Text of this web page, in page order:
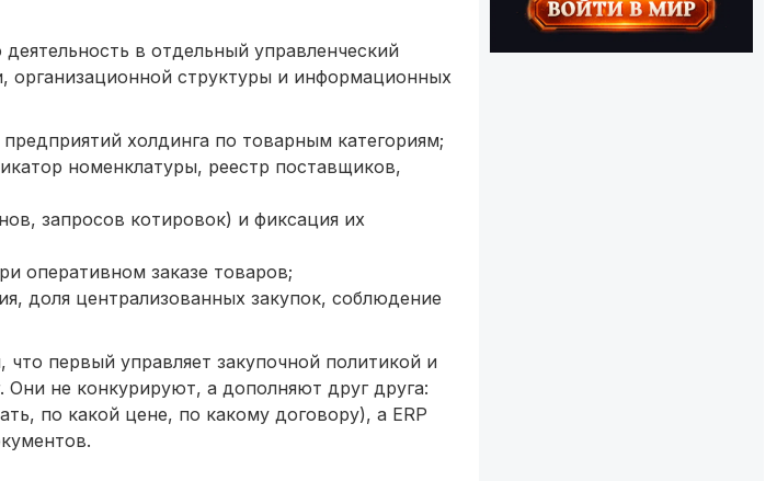
в отдельный управленческий
организационной структуры и информационных
холдинга по товарным категориям;
номенклатуры, реестр поставщиков,
запросов котировок) и фиксация их
оперативном заказе товаров;
доля централизованных закупок, соблюдение
первый управляет закупочной политикой и
не конкурируют, а дополняют друг друга:
по какой цене, по какому договору), а ERP